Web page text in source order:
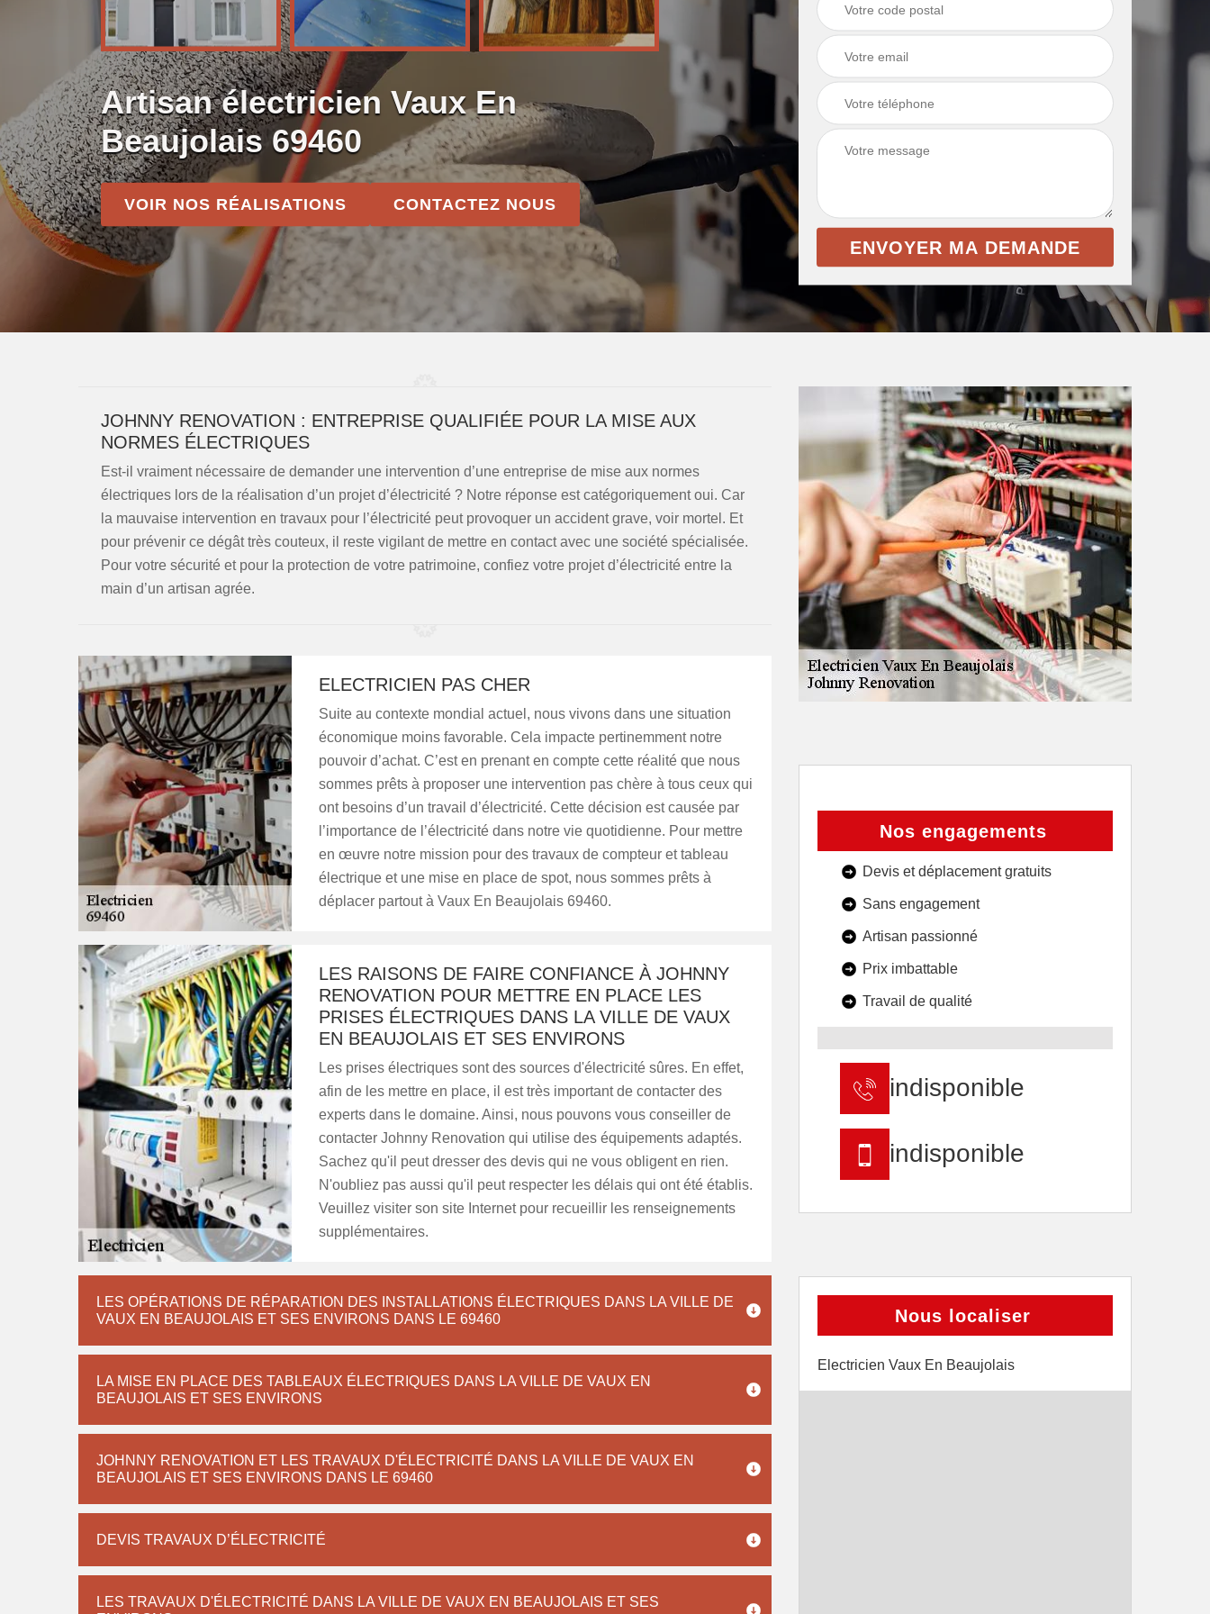
Artisan électricien Vaux En
Beaujolais 69460
VOIR NOS RÉALISATIONS CONTACTEZ NOUS
JOHNNY RENOVATION : ENTREPRISE QUALIFIÉE POUR LA MISE AUX
NORMES ÉLECTRIQUES
Est-il vraiment nécessaire de demander une intervention d’une entreprise de mise aux normes
électriques lors de la réalisation d’un projet d’électricité ? Notre réponse est catégoriquement oui. Car
la mauvaise intervention en travaux pour l’électricité peut provoquer un accident grave, voir mortel. Et
pour prévenir ce dégât très couteux, il reste vigilant de mettre en contact avec une société spécialisée.
Pour votre sécurité et pour la protection de votre patrimoine, confiez votre projet d’électricité entre la
main d’un artisan agrée.
ELECTRICIEN PAS CHER
Suite au contexte mondial actuel, nous vivons dans une situation
économique moins favorable. Cela impacte pertinemment notre
pouvoir d’achat. C’est en prenant en compte cette réalité que nous
sommes prêts à proposer une intervention pas chère à tous ceux qui
ont besoins d’un travail d’électricité. Cette décision est causée par
l’importance de l’électricité dans notre vie quotidienne. Pour mettre
en œuvre notre mission pour des travaux de compteur et tableau
électrique et une mise en place de spot, nous sommes prêts à
déplacer partout à Vaux En Beaujolais 69460.
LES RAISONS DE FAIRE CONFIANCE À JOHNNY
RENOVATION POUR METTRE EN PLACE LES
PRISES ÉLECTRIQUES DANS LA VILLE DE VAUX
EN BEAUJOLAIS ET SES ENVIRONS
Les prises électriques sont des sources d'électricité sûres. En effet,
afin de les mettre en place, il est très important de contacter des
experts dans le domaine. Ainsi, nous pouvons vous conseiller de
contacter Johnny Renovation qui utilise des équipements adaptés.
Sachez qu'il peut dresser des devis qui ne vous obligent en rien.
N'oubliez pas aussi qu'il peut respecter les délais qui ont été établis.
Veuillez visiter son site Internet pour recueillir les renseignements
supplémentaires.
LES OPÉRATIONS DE RÉPARATION DES INSTALLATIONS ÉLECTRIQUES DANS LA VILLE DE
VAUX EN BEAUJOLAIS ET SES ENVIRONS DANS LE 69460
LA MISE EN PLACE DES TABLEAUX ÉLECTRIQUES DANS LA VILLE DE VAUX EN
BEAUJOLAIS ET SES ENVIRONS
JOHNNY RENOVATION ET LES TRAVAUX D'ÉLECTRICITÉ DANS LA VILLE DE VAUX EN
BEAUJOLAIS ET SES ENVIRONS DANS LE 69460
DEVIS TRAVAUX D’ÉLECTRICITÉ
LES TRAVAUX D'ÉLECTRICITÉ DANS LA VILLE DE VAUX EN BEAUJOLAIS ET SES
Nos engagements
Devis et déplacement gratuits
Sans engagement
Artisan passionné
Prix imbattable
Travail de qualité
indisponible
indisponible
Nous localiser
Electricien Vaux En Beaujolais